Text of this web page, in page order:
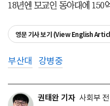
18년엔 모교인 동아대에 150
영문 기사 보기 (View English
부산대 강병중
권태완 기자 사회부